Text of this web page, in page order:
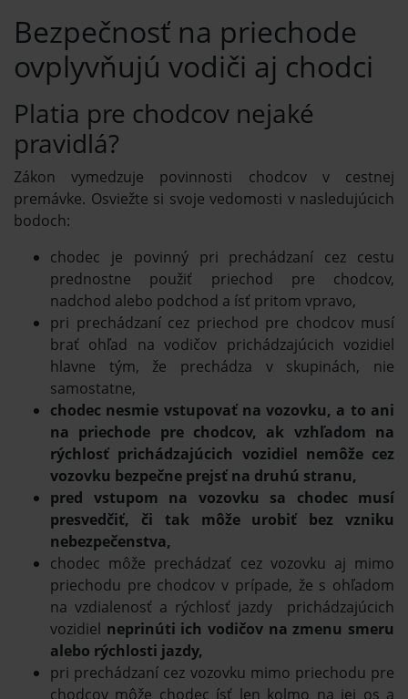
Bezpečnosť na priechode
ovplyvňujú vodiči aj chodci
Platia pre chodcov nejaké
pravidlá?
Zákon vymedzuje povinnosti chodcov v cestnej
premávke. Osviežte si svoje vedomosti v nasledujúcich
bodoch:
chodec je povinný pri prechádzaní cez cestu
prednostne použiť priechod pre chodcov,
nadchod alebo podchod a ísť pritom vpravo,
pri prechádzaní cez priechod pre chodcov musí
brať ohľad na vodičov prichádzajúcich vozidiel
hlavne tým, že prechádza v skupinách, nie
samostatne,
chodec nesmie vstupovať na vozovku, a to ani
na priechode pre chodcov, ak vzhľadom na
rýchlosť prichádzajúcich vozidiel nemôže cez
vozovku bezpečne prejsť na druhú stranu,
pred vstupom na vozovku sa chodec musí
presvedčiť, či tak môže urobiť bez vzniku
nebezpečenstva,
chodec môže prechádzať cez vozovku aj mimo
priechodu pre chodcov v prípade, že s ohľadom
na vzdialenosť a rýchlosť jazdy prichádzajúcich
vozidiel neprinúti ich vodičov na zmenu smeru
alebo rýchlosti jazdy,
pri prechádzaní cez vozovku mimo priechodu pre
chodcov môže chodec ísť len kolmo na jej os a